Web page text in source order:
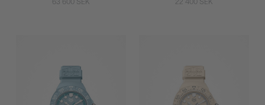
63 600 SEK 22 400 SEK